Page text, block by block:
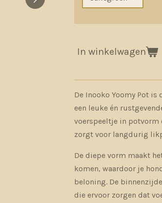
In winkelwagen
De Inooko Yoomy Pot
een leuke én
voerspeeltje in potvorm
zorgt voor langdurig
De diepe vorm maakt
komen, waardoor je
beloning. De
die ervoor zorgen dat